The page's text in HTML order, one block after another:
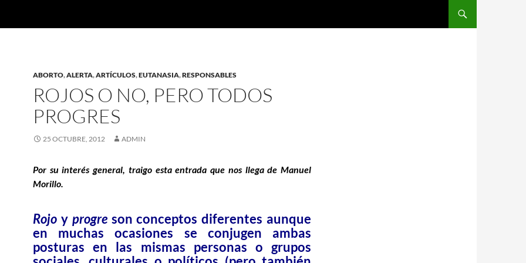
ABORTO,ALERTA,ARTÍCULOS,EUTANASIA,RESPONSABLES
ROJOS O NO, PERO TODOS
PROGRES
25 OCTUBRE, 2012 ADMIN
Por su interés general, traigo esta entrada que nos llega de Manuel
Morillo.
Rojo y progre son conceptos diferentes aunque
en muchas ocasiones se conjugen ambas
posturas en las mismas personas o grupos